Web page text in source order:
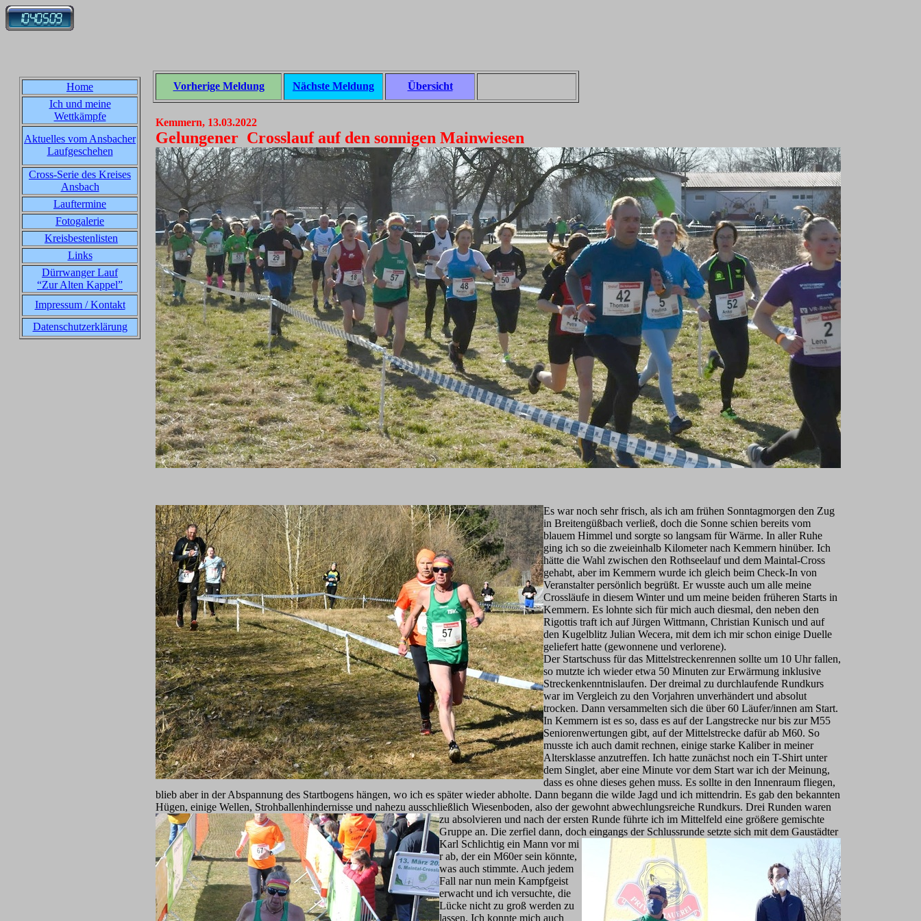
Home
Ich und meine
Wettkämpfe
Aktuelles vom Ansbacher
Laufgeschehen
Cross-Serie des Kreises
Ansbach
Lauftermine
Fotogalerie
Kreisbestenlisten
Links
Dürrwanger Lauf
“Zur Alten Kappel”
Impressum / Kontakt
Datenschutzerklärung
Vorherige Meldung Nächste Meldung Übersicht
Kemmern, 13.03.2022
Gelungener Crosslauf auf den sonnigen Mainwiesen
Es war noch sehr frisch, als ich am frühen Sonntagmorgen den Zug
in Breitengüßbach verließ, doch die Sonne schien bereits vom
blauem Himmel und sorgte so langsam für Wärme. In aller Ruhe
ging ich so die zweieinhalb Kilometer nach Kemmern hinüber. Ich
hätte die Wahl zwischen den Rothseelauf und dem Maintal-Cross
gehabt, aber im Kemmern wurde ich gleich beim Check-In von
Veranstalter persönlich begrüßt. Er wusste auch um alle meine
Crossläufe in diesem Winter und um meine beiden früheren Starts in
Kemmern. Es lohnte sich für mich auch diesmal, den neben den
Rigottis traft ich auf Jürgen Wittmann, Christian Kunisch und auf
den Kugelblitz Julian Wecera, mit dem ich mir schon einige Duelle
geliefert hatte (gewonnene und verlorene).
Der Startschuss für das Mittelstreckenrennen sollte um 10 Uhr fallen,
so mutzte ich wieder etwa 50 Minuten zur Erwärmung inklusive
Streckenkenntnislaufen. Der dreimal zu durchlaufende Rundkurs
war im Vergleich zu den Vorjahren unverhändert und absolut
trocken. Dann versammelten sich die über 60 Läufer/innen am Start.
In Kemmern ist es so, dass es auf der Langstrecke nur bis zur M55
Seniorenwertungen gibt, auf der Mittelstrecke dafür ab M60. So
musste ich auch damit rechnen, einige starke Kaliber in meiner
Altersklasse anzutreffen. Ich hatte zunächst noch ein T-Shirt unter
dem Singlet, aber eine Minute vor dem Start war ich der Meinung,
dass es ohne dieses gehen muss. Es sollte in den Innenraum fliegen,
blieb aber in der Abspannung des Startbogens hängen, wo ich es später wieder abholte. Dann begann die wilde Jagd und ich mittendrin. Es gab den bekannten
Hügen, einige Wellen, Strohballenhindernisse und nahezu ausschließlich Wiesenboden, also der gewohnt abwechlungsreiche Rundkurs. Drei Runden waren
zu absolvieren und nach der ersten Runde führte ich im Mittelfeld eine größere gemischte
Gruppe an. Die zerfiel dann, doch eingangs der Schlussrunde setzte sich mit dem Gaustädter
Karl Schlichtig ein Mann vor mi
r ab, der ein M60er sein könnte,
was auch stimmte. Auch jedem
Fall nar nun mein Kampfgeist
erwacht und ich versuchte, die
Lücke nicht zu groß werden zu
lassen. Ich konnte mich auch